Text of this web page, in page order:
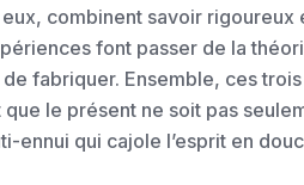
combinent savoir
font passer de la
fabriquer. Ensemble, ces
le présent ne soit pas
ennui qui cajole l’esprit en